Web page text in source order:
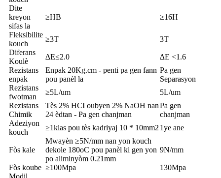
Dite
kreyon
sifas la
≥HB ≥16H
Fleksibilite
kouch
≥3T
3T
Diferans
Koulè
∆E≤2.0
∆E <1.6
Rezistans
enpak
Enpak 20Kg.cm - penti pa gen fann
pou panèl la
Pa gen
Separasyon
Rezistans
fwotman
≥5L/um
5L/um
Rezistans
Chimik
Tès 2% HCI oubyen 2% NaOH nan
24 èdtan - Pa gen chanjman
Pa gen
chanjman
Adeziyon
kouch
≥1klas pou tès kadriyaj 10 * 10mm2 1ye ane
Fòs kale
Mwayèn ≥5N/mm nan yon kouch
dekole 180oC pou panèl ki gen yon
po aliminyòm 0.21mm
9N/mm
Fòs koube ≥100Mpa
130Mpa
Modil